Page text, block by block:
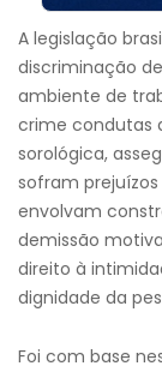
A legislação
discriminação
ambiente de
crime condutas
sorológica,
sofram
envolvam
demissão
direito à
dignidade da
Foi com base